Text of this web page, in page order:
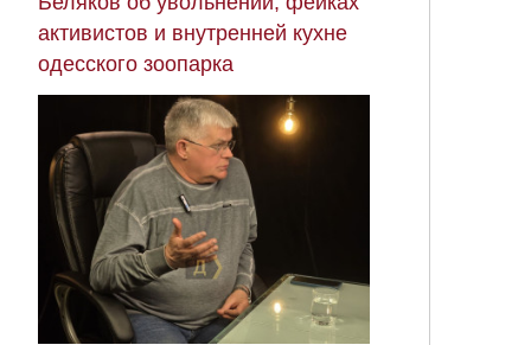
активистов и внутренней кухне
одесского зоопарка